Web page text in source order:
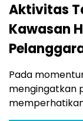
Aktivitas
Kawasan
Pada
mengingatkan